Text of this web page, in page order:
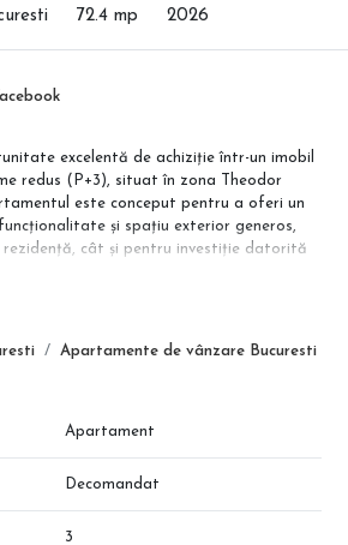
72.4 mp 2026
Apartamente de vânzare Bucuresti
excelentă de achiziție într-un imobil
redus (P+3), situat în zona Theodor
este conceput pentru a oferi un
și spațiu exterior generos,
cât și pentru investiție datorită
mp, completată de 2 balcoane, rezultând o
amplu pentru relaxare și dining)
mp
Apartament
Decomandat
3